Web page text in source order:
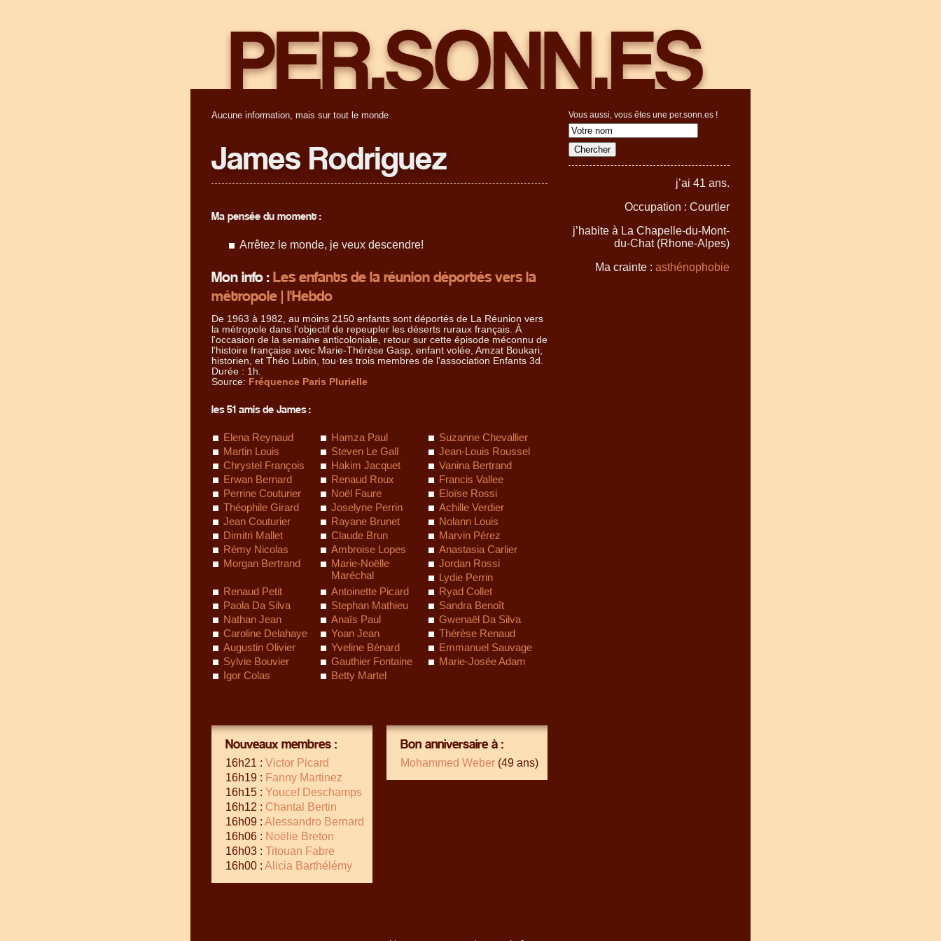
Aucune information, mais sur tout le monde
James Rodriguez
Vous aussi, vous êtes une per.sonn.es !
j’ai 41 ans.
Occupation : Courtier
j’habite à La Chapelle-du-Mont-
du-Chat (Rhone-Alpes)
Ma crainte : asthénophobie
Ma pensée du moment :
Arrêtez le monde, je veux descendre!
Mon info :Les enfants de la réunion déportés vers la
métropole | l'Hebdo
De 1963 à 1982, au moins 2150 enfants sont déportés de La Réunion vers
la métropole dans l'objectif de repeupler les déserts ruraux français. À
l'occasion de la semaine anticoloniale, retour sur cette épisode méconnu de
l'histoire française avec Marie-Thérèse Gasp, enfant volée, Amzat Boukari,
historien, et Théo Lubin, tou·tes trois membres de l'association Enfants 3d.
Durée : 1h.
Source: Fréquence Paris Plurielle
les 51 amis de James :
Elena Reynaud Hamza Paul
Suzanne Chevallier
Martin Louis
Steven Le Gall
Jean-Louis Roussel
Chrystel François
Hakim Jacquet
Vanina Bertrand
Erwan Bernard
Renaud Roux
Francis Vallee
Perrine Couturier
Noël Faure
Eloïse Rossi
Théophile Girard
Joselyne Perrin
Achille Verdier
Jean Couturier
Rayane Brunet
Nolann Louis
Dimitri Mallet
Claude Brun
Marvin Pérez
Rémy Nicolas
Ambroise Lopes
Anastasia Carlier
Morgan Bertrand
Marie-Noëlle
Maréchal
Jordan Rossi
Lydie Perrin
Renaud Petit
Antoinette Picard
Ryad Collet
Paola Da Silva
Stephan Mathieu
Sandra Benoît
Nathan Jean
Anaïs Paul
Gwenaël Da Silva
Caroline Delahaye
Yoan Jean
Thérèse Renaud
Augustin Olivier
Yveline Bénard
Emmanuel Sauvage
Sylvie Bouvier
Gauthier Fontaine
Marie-Josée Adam
Igor Colas
Betty Martel
Nouveaux membres :
16h21 : Victor Picard
16h19 : Fanny Martinez
16h15 : Youcef Deschamps
16h12 : Chantal Bertin
16h09 : Alessandro Bernard
16h06 : Noëlie Breton
16h03 : Titouan Fabre
16h00 : Alicia Barthélémy
Bon anniversaire à :
Mohammed Weber (49 ans)